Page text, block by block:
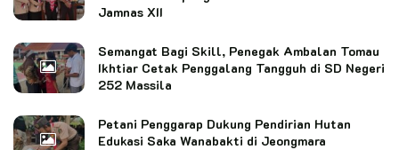
Jamnas XII
Semangat Bagi Skill, Penegak Ambalan Tomau
Ikhtiar Cetak Penggalang Tangguh di SD Negeri
252 Massila
Petani Penggarap Dukung Pendirian Hutan
Edukasi Saka Wanabakti di Jeongmara